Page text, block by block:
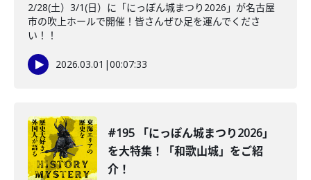
2/28(土）3/1(日）に「にっぽん城まつり2026」が名古屋
市の吹上ホールで開催！皆さんぜひ足を運んでくださ
い！！
2026.03.01 |00:07:33
#195 「にっぽん城まつり2026」
を大特集！「和歌山城」をご紹
介！